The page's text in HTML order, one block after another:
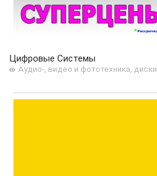
Цифровые Системы
Аудио-, видео и фототехника, диски